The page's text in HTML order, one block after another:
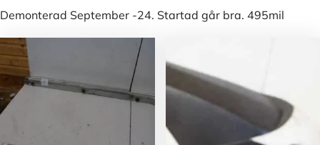
Demonterad September -24. Startad går bra. 495mil